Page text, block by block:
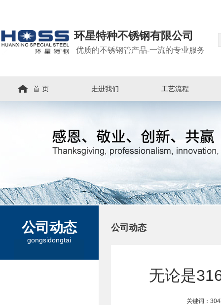
环星特种不锈钢有限公司
优质的不锈钢管产品-一流的专业服务
首 页 走进我们 工艺流程
公司动态
gongsidongtai
公司动态
无论是
关键词：